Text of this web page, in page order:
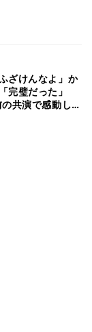
ざけんなよ」か
完璧だった」
共演で感動した